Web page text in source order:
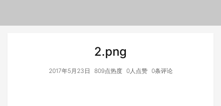
2.png
2017年5月23日 809点热度 0人点赞 0条评论